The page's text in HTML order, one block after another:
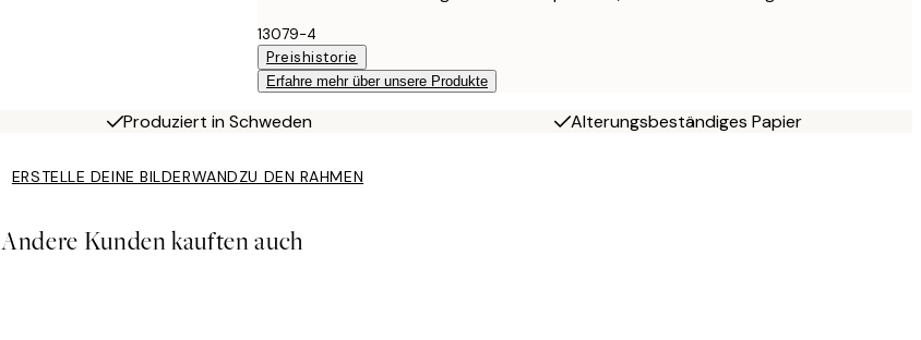
13079-4
Preishistorie
Erfahre mehr über unsere Produkte
Produziert in Schweden Alterungsbeständiges Papier
ERSTELLE DEINE BILDERWANDZU DEN RAHMEN
Andere Kunden kauften auch